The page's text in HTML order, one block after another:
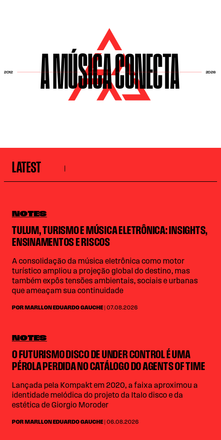
A MÚSICA CONECTA
2012 2026
LATEST
NOTES
TULUM, TURISMO E MÚSICA ELETRÔNICA: INSIGHTS,
ENSINAMENTOS E RISCOS
A consolidação da música eletrônica como motor
turístico ampliou a projeção global do destino, mas
também expôs tensões ambientais, sociais e urbanas
que ameaçam sua continuidade
POR MARLLON EDUARDO GAUCHE | 07.08.2026
NOTES
O FUTURISMO DISCO DE UNDER CONTROL É UMA
PÉROLA PERDIDA NO CATÁLOGO DO AGENTS OF TIME
Lançada pela Kompakt em 2020, a faixa aproximou a
identidade melódica do projeto da Italo disco e da
estética de Giorgio Moroder
POR MARLLON EDUARDO GAUCHE | 06.08.2026